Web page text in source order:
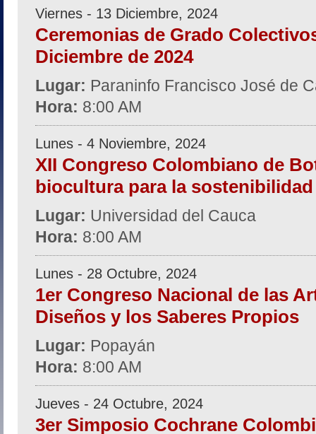
Viernes - 13 Diciembre, 2024
Ceremonias de Grado
Diciembre de 2024
Lugar: Paraninfo Francisco José de
Hora: 8:00 AM
Lunes - 4 Noviembre, 2024
XII Congreso Colombiano de
biocultura para la
Lugar: Universidad del Cauca
Hora: 8:00 AM
Lunes - 28 Octubre, 2024
1er Congreso Nacional de las
Diseños y los Saberes Propios
Lugar: Popayán
Hora: 8:00 AM
Jueves - 24 Octubre, 2024
3er Simposio Cochrane